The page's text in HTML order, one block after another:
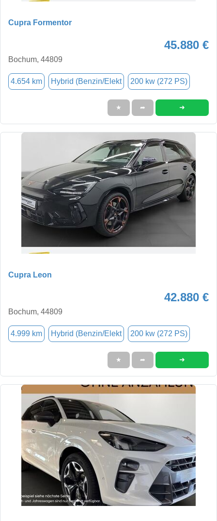
Cupra Formentor
45.880 €
Bochum, 44809
4.654 km Hybrid (Benzin/Elekt 200 kw (272 PS)
★ ➦ ➜
Cupra Leon
42.880 €
Bochum, 44809
4.999 km Hybrid (Benzin/Elekt 200 kw (272 PS)
★ ➦ ➜